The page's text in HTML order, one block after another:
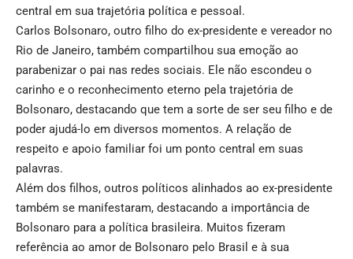
central em sua trajetória política e pessoal.
Carlos Bolsonaro, outro filho do ex-presidente e vereador no
Rio de Janeiro, também compartilhou sua emoção ao
parabenizar o pai nas redes sociais. Ele não escondeu o
carinho e o reconhecimento eterno pela trajetória de
Bolsonaro, destacando que tem a sorte de ser seu filho e de
poder ajudá-lo em diversos momentos. A relação de
respeito e apoio familiar foi um ponto central em suas
palavras.
Além dos filhos, outros políticos alinhados ao ex-presidente
também se manifestaram, destacando a importância de
Bolsonaro para a política brasileira. Muitos fizeram
referência ao amor de Bolsonaro pelo Brasil e à sua